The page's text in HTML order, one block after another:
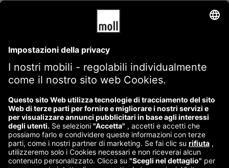
467,00
Termini e Condizioni di Vendita
Informazioni legali